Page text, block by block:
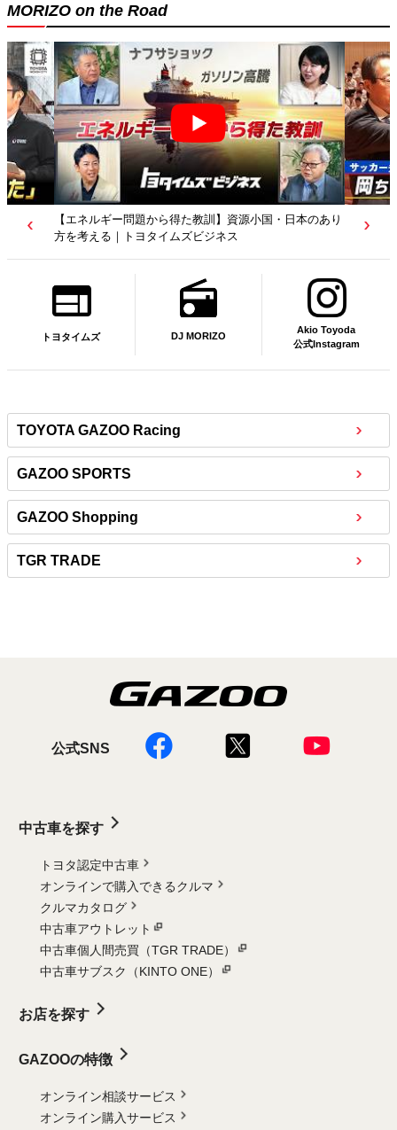
MORIZO on the Road
【若者たちへ】岡田武史さんが“特別授業”で語ったこと
｜サッカー日本代表元監督｜トヨタイムズニュース
トヨタイムズ DJ MORIZO
Akio Toyoda
公式Instagram
TOYOTA GAZOO Racing
GAZOO SPORTS
GAZOO Shopping
TGR TRADE
公式SNS
中古車を探す
トヨタ認定中古車
オンラインで購入できるクルマ
クルマカタログ
中古車アウトレット
中古車個人間売買（TGR TRADE）
中古車サブスク（KINTO ONE）
お店を探す
GAZOOの特徴
オンライン相談サービス
オンライン購入サービス